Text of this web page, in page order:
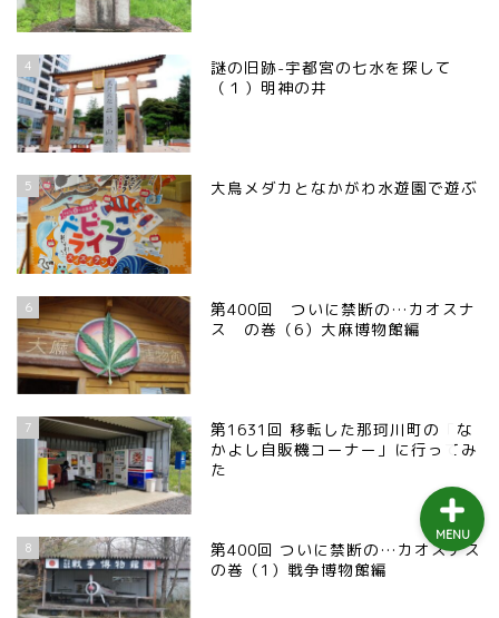
4
謎の旧跡-宇都宮の七水を探して
（１）明神の井
5 大鳥メダカとなかがわ水遊園で遊ぶ
6
第400回 ついに禁断の…カオスナ
ス の巻（6）大麻博物館編
7
第1631回 移転した那珂川町の「な
かよし自販機コーナー」に行ってみ
た
8
第400回 ついに禁断の…カオスナス
の巻（1）戦争博物館編
MENU
壬生町
茂木町
埼玉ブロンコス